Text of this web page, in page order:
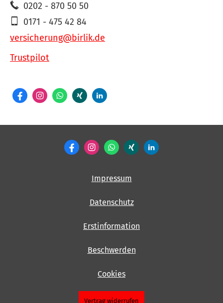
0202 - 870 50 50
0171 - 475 42 84
versicherung@birlik.de
Trustpilot
Impressum
Datenschutz
Erstinformation
Beschwerden
Cookies
Vertrag widerrufen